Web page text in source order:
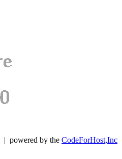
| powered by the CodeForHost,Inc